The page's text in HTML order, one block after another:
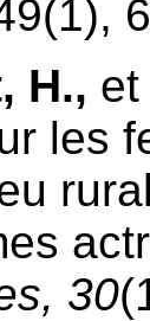
H.,
les
30